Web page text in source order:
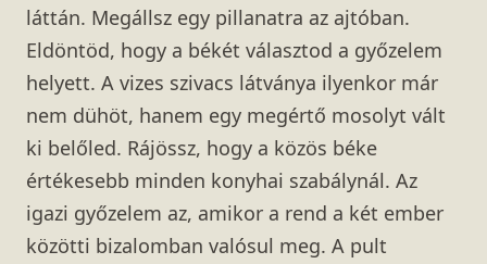
láttán. Megállsz egy pillanatra az ajtóban.
Eldöntöd, hogy a békét választod a győzelem
helyett. A vizes szivacs látványa ilyenkor már
nem dühöt, hanem egy megértő mosolyt vált
ki belőled. Rájössz, hogy a közös béke
értékesebb minden konyhai szabálynál. Az
igazi győzelem az, amikor a rend a két ember
közötti bizalomban valósul meg. A pult